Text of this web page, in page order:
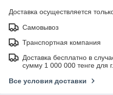
Доставка осуществляется
Самовывоз
Транспортная компания
Доставка бесплатно в
сумму 1 000 000 тенге для
Все условия доставки